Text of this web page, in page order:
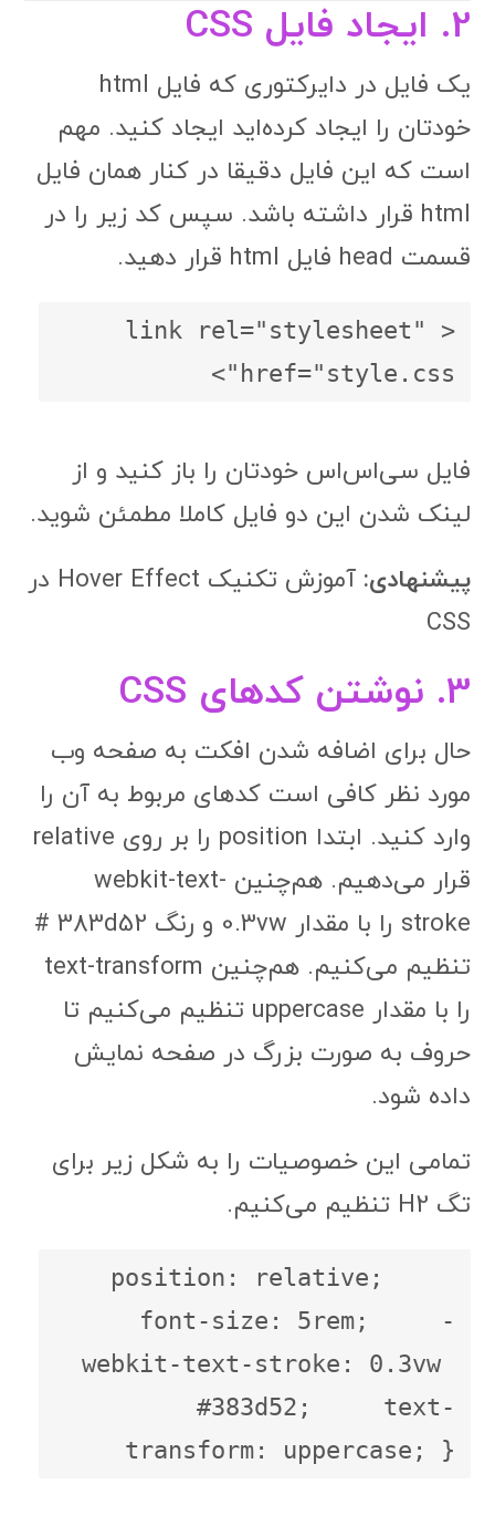
2. ایجاد فایل CSS
یک فایل در دایرکتوری که فایل html
خودتان را ایجاد کرده‌اید ایجاد کنید. مهم
است که این فایل دقیقا در کنار همان فایل
html قرار داشته باشد. سپس کد زیر را در
قسمت head فایل html قرار دهید.
<link rel="stylesheet"
href="style.css">
فایل سی‌اس‌اس خودتان را باز کنید و از
لینک شدن این دو فایل کاملا مطمئن شوید.
پیشنهادی:
آموزش تکنیک Hover Effect در
CSS
3. نوشتن کدهای CSS
حال برای اضافه شدن افکت به صفحه وب
مورد نظر کافی است کدهای مربوط به آن را
وارد کنید. ابتدا position را بر روی relative
قرار می‌دهیم. هم‌چنین webkit-text-
stroke را با مقدار 0.3vw و رنگ 383d52 #
تنظیم می‌کنیم. هم‌چنین text-transform
را با مقدار uppercase تنظیم می‌کنیم تا
حروف به صورت بزرگ در صفحه نمایش
داده شود.
تمامی این خصوصیات را به شکل زیر برای
تگ H2 تنظیم می‌کنیم.
position: relative;
font-size: 5rem;     -
webkit-text-stroke: 0.3vw
#383d52;     text-
transform: uppercase; }